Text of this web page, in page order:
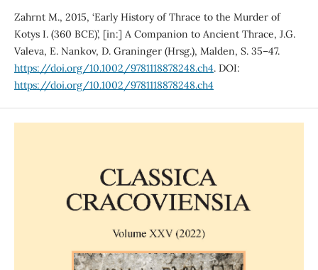
Zahrnt M., 2015, ‘Early History of Thrace to the Murder of
Kotys I. (360 BCE)’, [in:] A Companion to Ancient Thrace, J.G.
Valeva, E. Nankov, D. Graninger (Hrsg.), Malden, S. 35–47.
https://doi.org/10.1002/9781118878248.ch4. DOI:
https://doi.org/10.1002/9781118878248.ch4